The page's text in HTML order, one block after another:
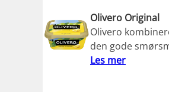
Olivero Original
Olivero
den gode
Les mer